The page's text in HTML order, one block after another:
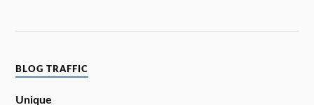
BLOG TRAFFIC
Unique